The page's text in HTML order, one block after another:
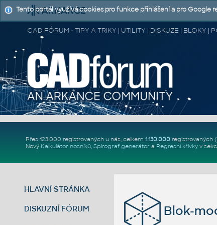
CAD FÓRUM - TIPY A TRIKY | UTILITY | DISKUZE | BLOKY |
Přes 123.000 registrovaných u nás, celkem 1.130.000registrovaných
Nový Kalkulátor nosníků, Spirograf generátor a Regresní křivkyv
HLAVNÍ STRÁNKA
DISKUZNÍ FÓRUM Blok-
Tento portál využívá cookies pro funkce přihlášení a pro Google